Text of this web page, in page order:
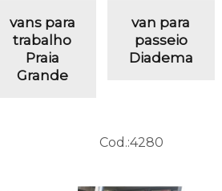
vans para
trabalho
Praia
Grande
van para
passeio
Diadema
Cod.:4280